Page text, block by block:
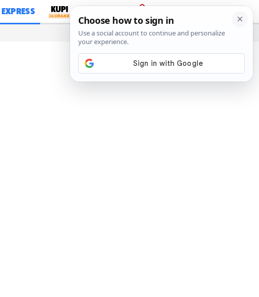
EXPRESS
PRIJAVA